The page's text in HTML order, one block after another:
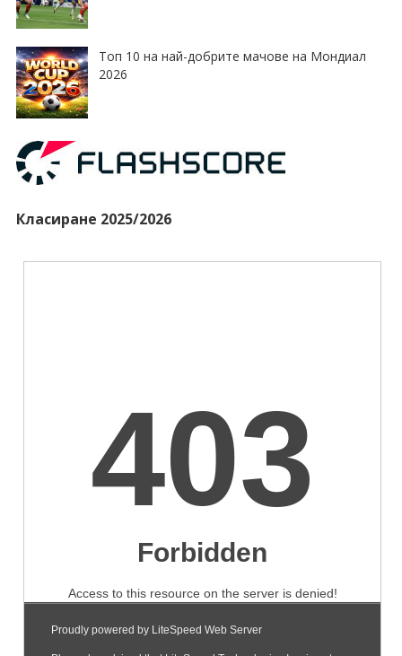
Топ 10 на най-добрите мачове на Мондиал
2026
Класиране 2025/2026